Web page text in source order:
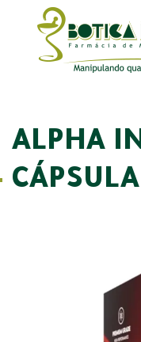
ALPHA